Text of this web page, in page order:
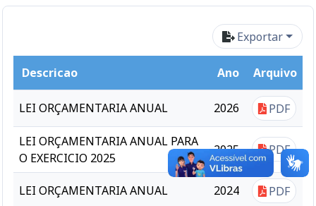
Exportar
Descricao Ano Arquivo
LEI ORÇAMENTARIA ANUAL 2026 PDF
LEI ORÇAMENTARIA ANUAL PARA
O EXERCICIO 2025
2025 PDF
LEI ORÇAMENTARIA ANUAL 2024 PDF